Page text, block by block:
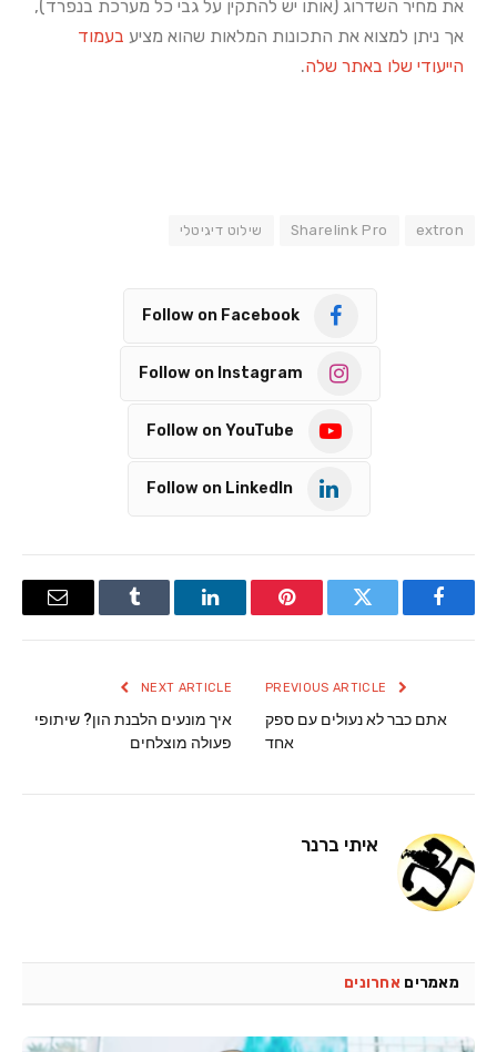
את מחיר השדרוג (אותו יש להתקין על גבי כל מערכת בנפרד),
אך ניתן למצוא את התכונות המלאות שהוא מציע בעמוד
הייעודי שלו באתר שלה.
extron
Sharelink Pro שילוט דיגיטלי
Follow on Facebook
Follow on Instagram
Follow on YouTube
Follow on LinkedIn
Facebook
Twitter
Pinterest
LinkedIn
Tumblr
Email
אתם כבר לא נעולים עם ספק
אחד
NEXT ARTICLE
איך מונעים הלבנת הון? שיתופי
פעולה מוצלחים
איתי ברנר
מאמרים אחרונים